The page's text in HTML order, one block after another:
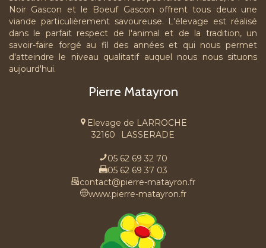
Noir Gascon et le Boeuf Gascon offrent tous deux une
viande particulièrement savoureuse. L'élevage est réalisé
dans le parfait respect de l'animal et de la tradition, un
savoir-faire forgé au fil des années et qui nous permet
d'atteindre le niveau qualitatif auquel nous nous situons
aujourd'hui.
Pierre Matayron
Elevage de LARROCHE
32160
LASSERADE
05 62 69 32 70
05 62 69 37 03
contact@pierre-matayron.fr
www.pierre-matayron.fr